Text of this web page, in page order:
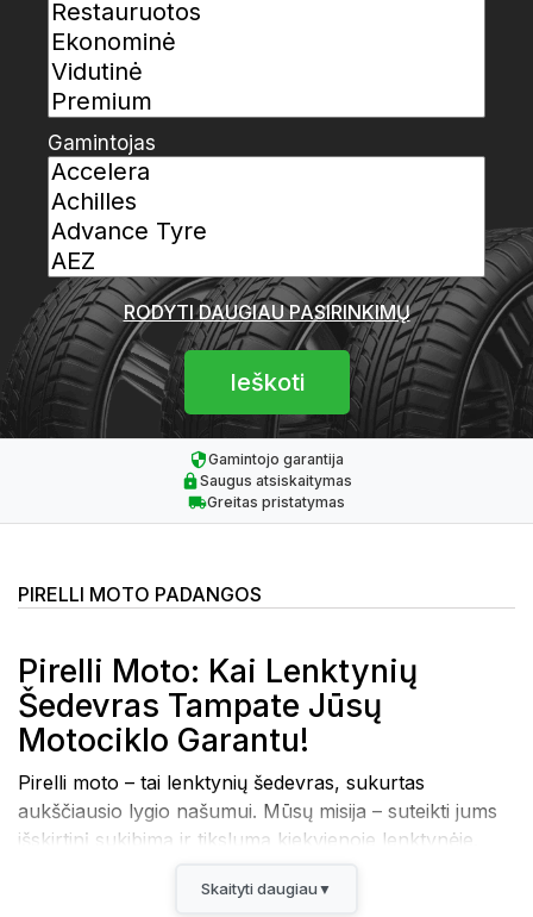
Gamintojas
RODYTI DAUGIAU PASIRINKIMŲ
Gamintojo garantija
Saugus atsiskaitymas
Greitas pristatymas
PIRELLI MOTO PADANGOS
Pirelli Moto: Kai Lenktynių
Šedevras Tampate Jūsų
Motociklo Garantu!
Pirelli moto – tai lenktynių šedevras, sukurtas
aukščiausio lygio našumui. Mūsų misija – suteikti jums
išskirtinį sukibimą ir tikslumą kiekvienoje lenktynėje.
Kuo išsiskiria Pirelli Moto?Skaityti daugiau ▼